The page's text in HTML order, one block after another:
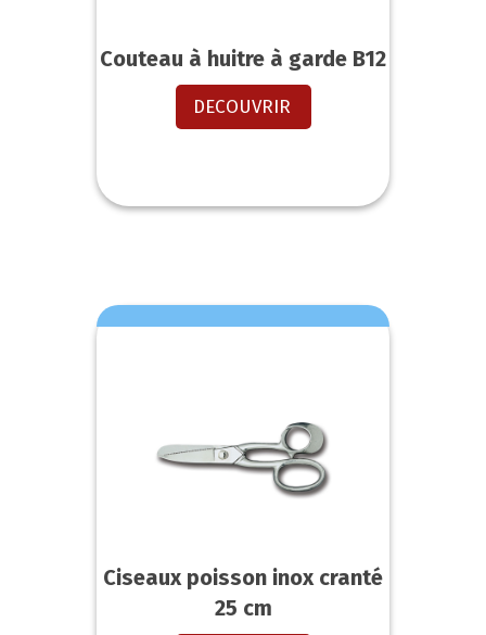
Couteau à huitre à garde B12
DECOUVRIR
Ciseaux poisson inox cranté
25 cm